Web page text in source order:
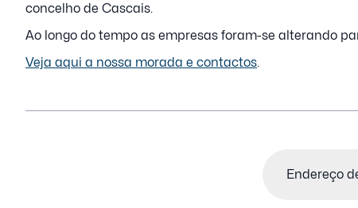
concelho de Cascais.
Ao longo do tempo as empresas foram-se alterando
Veja aqui a nossa morada e contactos.